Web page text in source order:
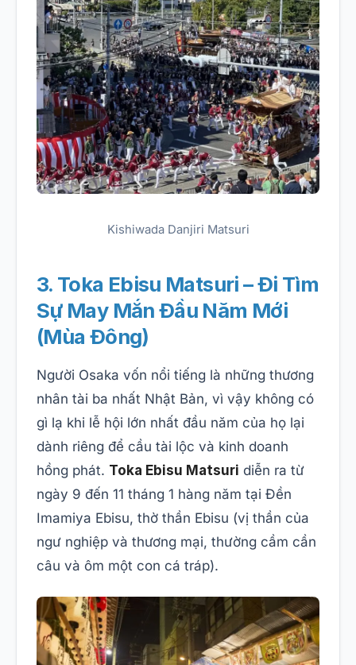
Kishiwada Danjiri Matsuri
3. Toka Ebisu Matsuri – Đi Tìm
Sự May Mắn Đầu Năm Mới
(Mùa Đông)
Người Osaka vốn nổi tiếng là những thương
nhân tài ba nhất Nhật Bản, vì vậy không có
gì lạ khi lễ hội lớn nhất đầu năm của họ lại
dành riêng để cầu tài lộc và kinh doanh
hồng phát. Toka Ebisu Matsuri diễn ra từ
ngày 9 đến 11 tháng 1 hàng năm tại Đền
Imamiya Ebisu, thờ thần Ebisu (vị thần của
ngư nghiệp và thương mại, thường cầm cần
câu và ôm một con cá tráp).